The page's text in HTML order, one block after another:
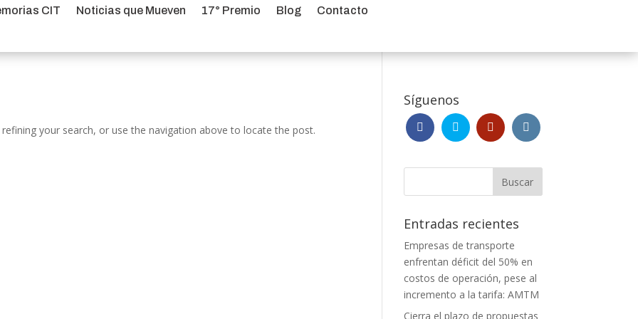
CIT Noticias que Mueven 17° Premio Blog Contacto
your search, or use the navigation above to locate the post.
Síguenos
Entradas recientes
Empresas de transporte
enfrentan déficit del 50% en
costos de operación, pese al
incremento a la tarifa: AMTM
Cierra el plazo de propuestas